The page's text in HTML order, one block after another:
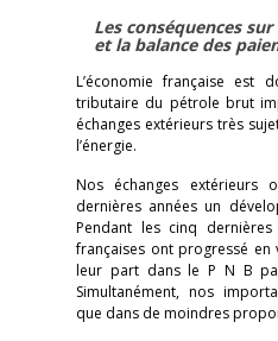
Les conséquences
et la balance des
L’économie française est
tributaire du pétrole brut
échanges extérieurs très
l’énergie.
Nos échanges extérieurs
dernières années un
Pendant les cinq
françaises ont progressé
leur part dans le P N B
Simultanément, nos
que dans de moindres